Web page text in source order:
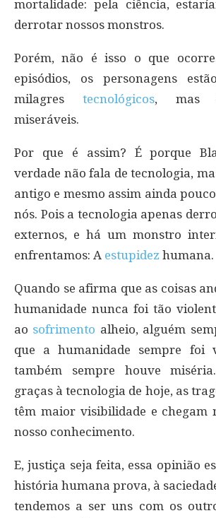
mortalidade: pela ciência,
derrotar nossos monstros.
Porém, não é isso o que
episódios, os personagens
milagres tecnológicos, mas
miseráveis.
Por que é assim? É porque
verdade não fala de tecnologia,
antigo e mesmo assim ainda
nós. Pois a tecnologia apenas
externos, e há um monstro
enfrentamos: A estupidez humana.
Quando se afirma que as coisas
humanidade nunca foi tão
ao sofrimento alheio, alguém
que a humanidade sempre foi
também sempre houve
graças à tecnologia de hoje, as
têm maior visibilidade e chegam
nosso conhecimento.
E, justiça seja feita, essa opinião
história humana prova, à
tendemos a ser uns com os